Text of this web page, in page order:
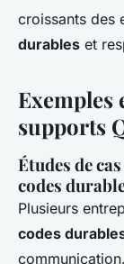
croissants des
durables et
Exemples
supports
Études de
codes
Plusieurs
codes